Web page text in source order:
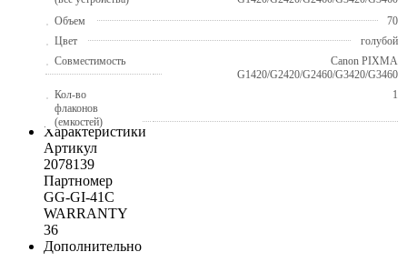
Объем
70
Цвет
голубой
Совместимость
Canon PIXMA
G1420/G2420/G2460/G3420/G3460
Кол-во
флаконов
(емкостей)
1
Характеристики
Артикул
2078139
Партномер
GG-GI-41C
WARRANTY
36
Дополнительно